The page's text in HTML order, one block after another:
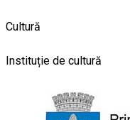
Cultură
Instituție de cultură